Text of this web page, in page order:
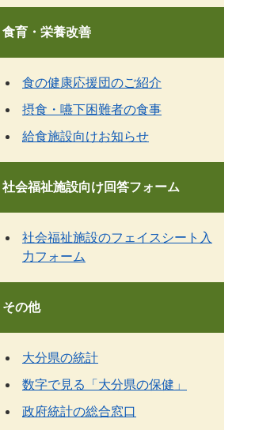
食育・栄養改善
食の健康応援団のご紹介
摂食・嚥下困難者の食事
給食施設向けお知らせ
社会福祉施設向け回答フォーム
社会福祉施設のフェイスシート入
力フォーム
その他
大分県の統計
数字で見る「大分県の保健」
政府統計の総合窓口